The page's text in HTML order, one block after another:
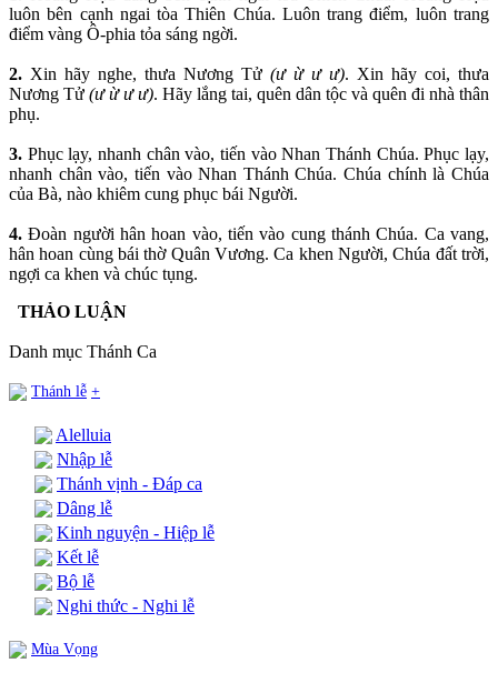
luôn bên cạnh ngai tòa Thiên Chúa. Luôn trang điểm, luôn trang
điểm vàng Ô-phia tỏa sáng ngời.
2. Xin hãy nghe, thưa Nương Tử (ư ừ ư ư). Xin hãy coi, thưa
Nương Tử (ư ừ ư ư). Hãy lắng tai, quên dân tộc và quên đi nhà thân
phụ.
3. Phục lạy, nhanh chân vào, tiến vào Nhan Thánh Chúa. Phục lạy,
nhanh chân vào, tiến vào Nhan Thánh Chúa. Chúa chính là Chúa
của Bà, nào khiêm cung phục bái Người.
4. Đoàn người hân hoan vào, tiến vào cung thánh Chúa. Ca vang,
hân hoan cùng bái thờ Quân Vương. Ca khen Người, Chúa đất trời,
ngợi ca khen và chúc tụng.
THẢO LUẬN
Danh mục Thánh Ca
Thánh lễ +
Alelluia
Nhập lễ
Thánh vịnh - Đáp ca
Dâng lễ
Kinh nguyện - Hiệp lễ
Kết lễ
Bộ lễ
Nghi thức - Nghi lễ
Mùa Vọng